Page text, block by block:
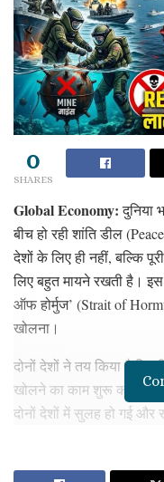
0
SHARES
Global Economy:दुनिया
बीच हो रही शांति डील
देशों के लिए ही नहीं, बल्कि
लिए बहुत मायने रखती है।
ऑफ होर्मुज’ (Strait of
खोलना।
दोनों देशों ने तय किया है कि
खोलने का काम शुरू कर
दोनों देशों में सुलह हो गई और